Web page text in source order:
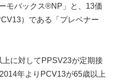
モバックス®NP」と、13価
）である「プレベナー
に対してPPSV23が定期接
年よりPCV13が65歳以上